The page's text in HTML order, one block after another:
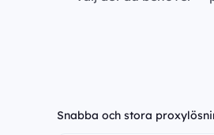
Snabba och stora